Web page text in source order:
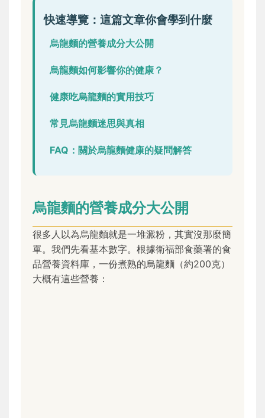
快速導覽：這篇文章你會學到什麼
烏龍麵的營養成分大公開
烏龍麵如何影響你的健康？
健康吃烏龍麵的實用技巧
常見烏龍麵迷思與真相
FAQ：關於烏龍麵健康的疑問解答
烏龍麵的營養成分大公開
很多人以為烏龍麵就是一堆澱粉，其實沒那麼簡
單。我們先看基本數字。根據衛福部食藥署的食
品營養資料庫，一份煮熟的烏龍麵（約200克）
大概有這些營養：